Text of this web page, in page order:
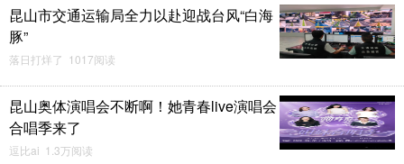
昆山市交通运输局全力以赴迎战台风“白海
豚”
落日打烊了 1017阅读
昆山奥体演唱会不断啊！她青春live演唱会
合唱季来了
逗比ai 1.3万阅读